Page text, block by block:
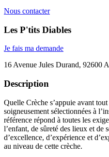
Nous contacter
Les P'tits Diables
Je fais ma demande
16 Avenue Jules Durand, 92600
Description
Quelle Crèche s’appuie avant
soigneusement sélectionnées à
référence répond à toutes les
l’enfant, de sûreté des lieux et de
d’excellence, d’expérience et
au niveau de cette crèche.